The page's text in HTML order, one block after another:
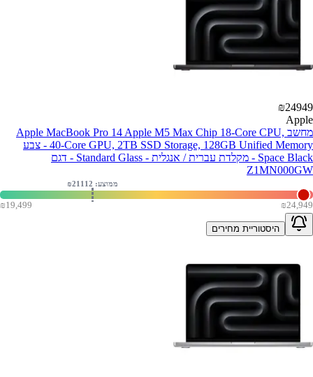
₪24949
Apple
מחשב Apple MacBook Pro 14 Apple M5 Max Chip 18-Core CPU,
40-Core GPU, 2TB SSD Storage, 128GB Unified Memory - צבע
Space Black - מקלדת עברית / אנגלית - Standard Glass - דגם
Z1MN000GW
₪19,499 ₪24,949
ממוצע: ₪ 21112
היסטוריית מחירים